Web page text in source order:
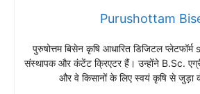
Purushottam
पुरुषोत्तम बिसेन कृषि आधारित डिजिटल
संस्थापक और कंटेंट क्रिएटर हैं। उन्होंने B.Sc.
और वे किसानों के लिए स्वयं कृषि से